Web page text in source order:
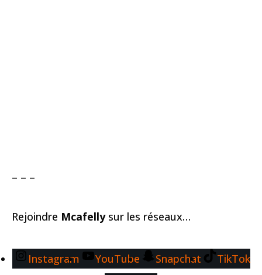
– – –
Rejoindre Mcafellysur les réseaux…
Instagram YouTube Snapchat
TikTok